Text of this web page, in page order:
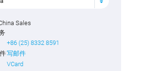
Sales
+86 (25) 8332 8591
写邮件
VCard